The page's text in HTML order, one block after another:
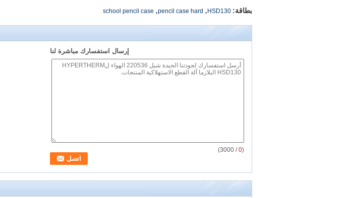
بطاقة: HSD130
,
pencil case hard
,
school pencil case
إرسال استفسارك مباشرة لنا
(
0
/ 3000)